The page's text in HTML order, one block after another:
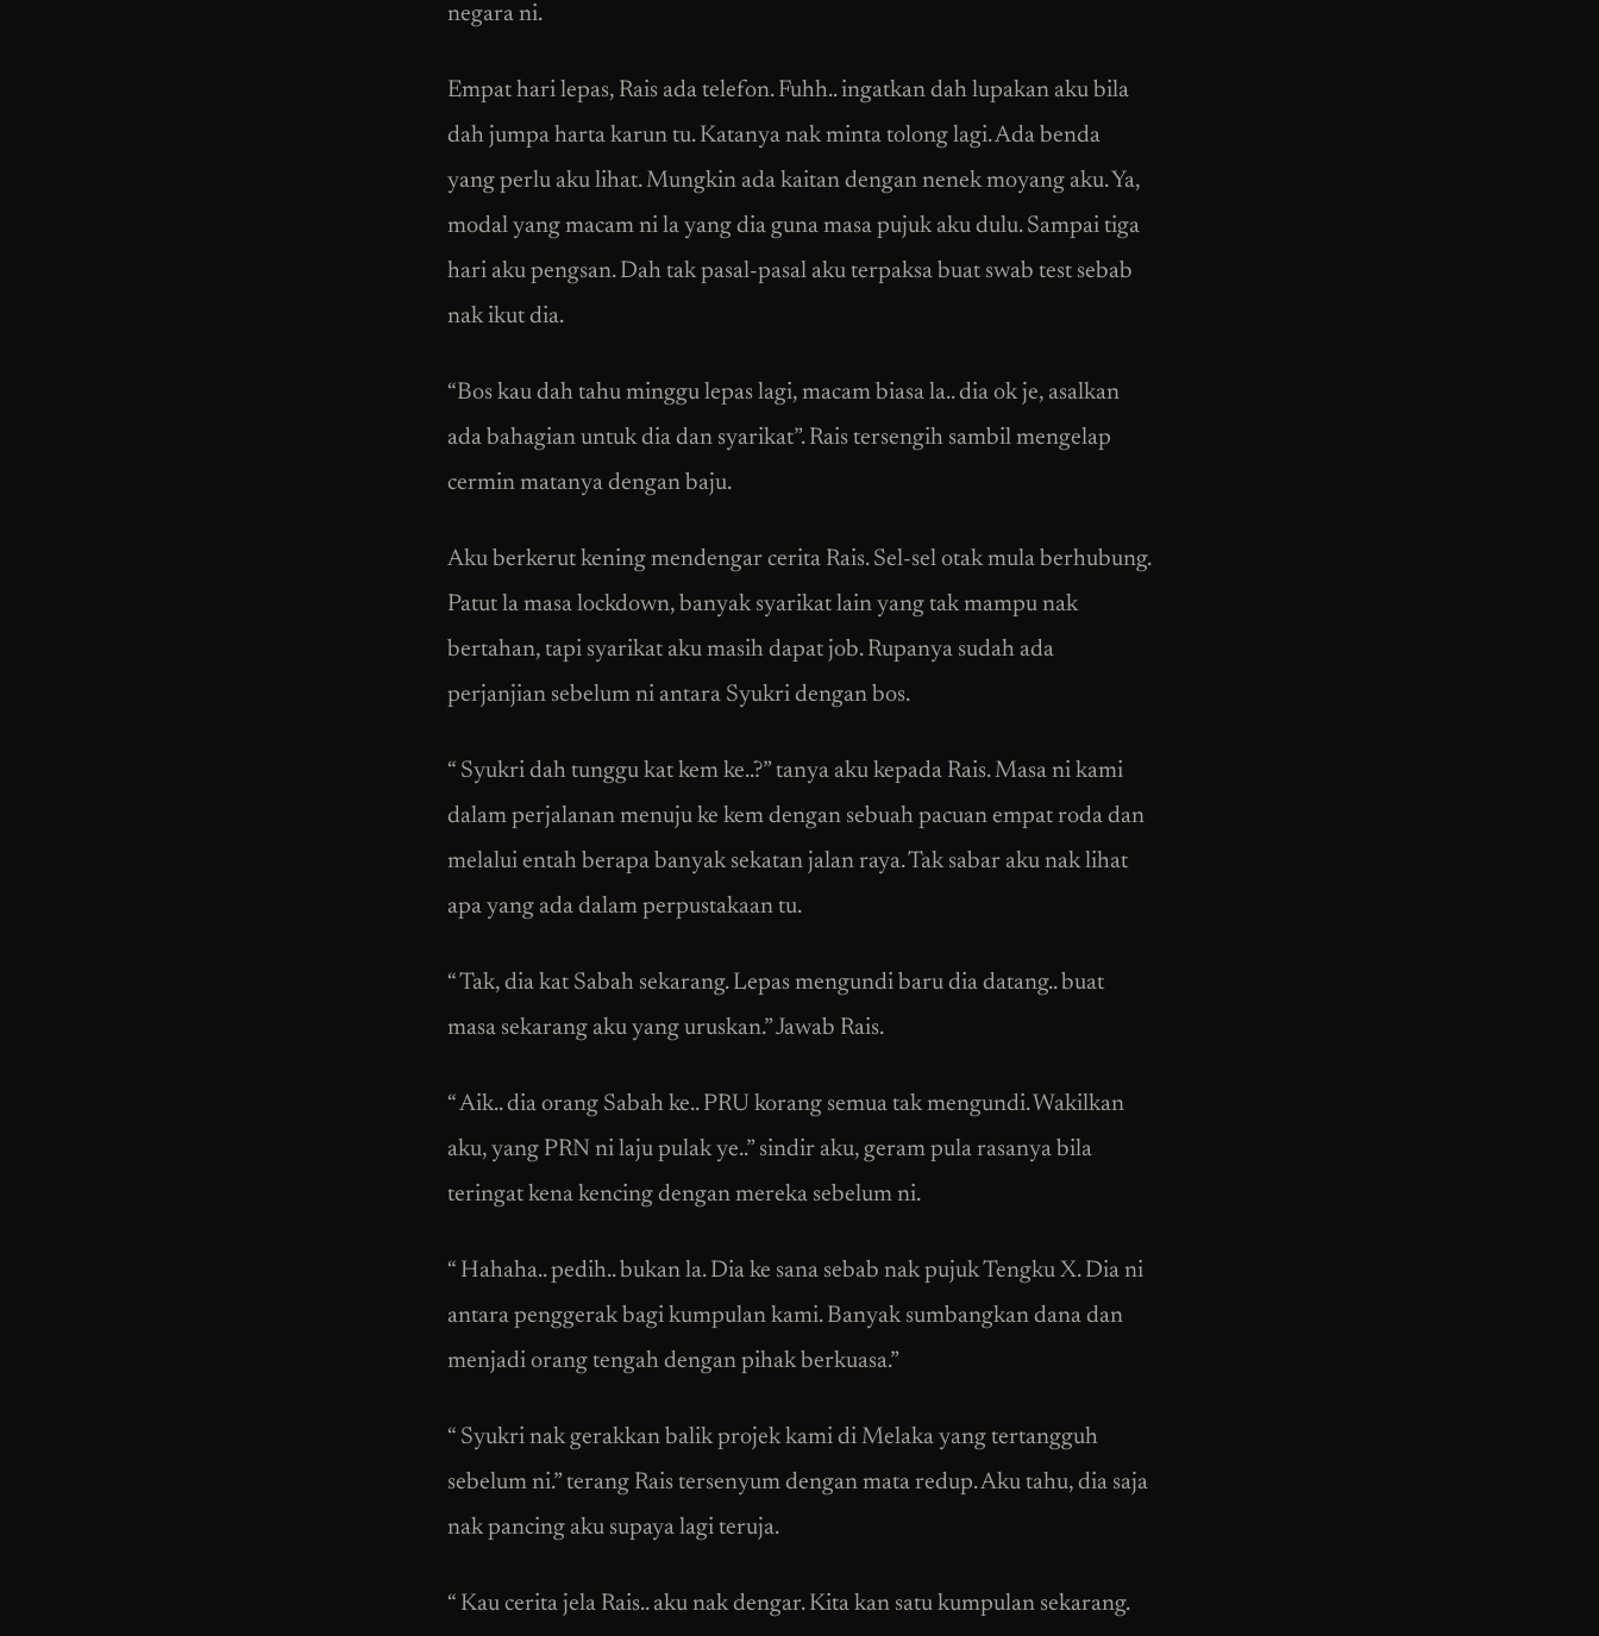
negara ni.
Empat hari lepas, Rais ada telefon. Fuhh.. ingatkan dah lupakan aku bila
dah jumpa harta karun tu. Katanya nak minta tolong lagi. Ada benda
yang perlu aku lihat. Mungkin ada kaitan dengan nenek moyang aku. Ya,
modal yang macam ni la yang dia guna masa pujuk aku dulu. Sampai tiga
hari aku pengsan. Dah tak pasal-pasal aku terpaksa buat swab test sebab
nak ikut dia.
“Bos kau dah tahu minggu lepas lagi, macam biasa la.. dia ok je, asalkan
ada bahagian untuk dia dan syarikat”. Rais tersengih sambil mengelap
cermin matanya dengan baju.
Aku berkerut kening mendengar cerita Rais. Sel-sel otak mula berhubung.
Patut la masa lockdown, banyak syarikat lain yang tak mampu nak
bertahan, tapi syarikat aku masih dapat job. Rupanya sudah ada
perjanjian sebelum ni antara Syukri dengan bos.
“ Syukri dah tunggu kat kem ke..?” tanya aku kepada Rais. Masa ni kami
dalam perjalanan menuju ke kem dengan sebuah pacuan empat roda dan
melalui entah berapa banyak sekatan jalan raya. Tak sabar aku nak lihat
apa yang ada dalam perpustakaan tu.
“ Tak, dia kat Sabah sekarang. Lepas mengundi baru dia datang.. buat
masa sekarang aku yang uruskan.” Jawab Rais.
“ Aik.. dia orang Sabah ke.. PRU korang semua tak mengundi. Wakilkan
aku, yang PRN ni laju pulak ye..” sindir aku, geram pula rasanya bila
teringat kena kencing dengan mereka sebelum ni.
“ Hahaha.. pedih.. bukan la. Dia ke sana sebab nak pujuk Tengku X. Dia ni
antara penggerak bagi kumpulan kami. Banyak sumbangkan dana dan
menjadi orang tengah dengan pihak berkuasa.”
“ Syukri nak gerakkan balik projek kami di Melaka yang tertangguh
sebelum ni.” terang Rais tersenyum dengan mata redup. Aku tahu, dia saja
nak pancing aku supaya lagi teruja.
“ Kau cerita jela Rais.. aku nak dengar. Kita kan satu kumpulan sekarang.